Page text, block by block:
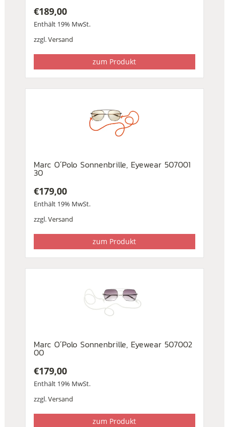
€189,00
Enthält 19% MwSt.
zzgl.Versand
zum Produkt
Marc O´Polo Sonnenbrille, Eyewear 507001
30
€179,00
Enthält 19% MwSt.
zzgl.Versand
zum Produkt
Marc O´Polo Sonnenbrille, Eyewear 507002
00
€179,00
Enthält 19% MwSt.
zzgl.Versand
zum Produkt